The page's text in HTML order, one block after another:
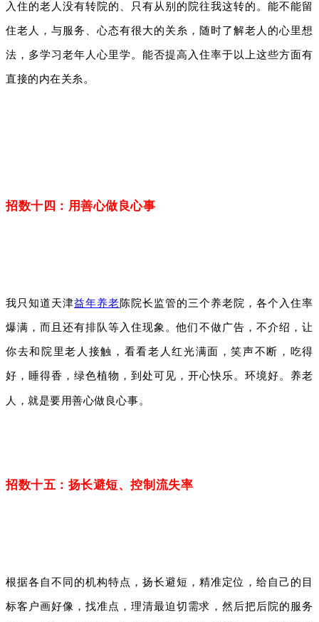
入住的老人没有转院的、只有从别的院往我这转的。能不能留
住老人，与服务、心态有很大的关糸，随时了解老人的心里想
法，多学习老年人心里学。能否提高入住率于以上这些方面有
直接的内在关糸。
招数十四：用善心做良心事
我只知道天津益年养老陈院长监管的三个养老院，各个入住率
爆满，而且还有排队等入住现象。他们不做广告，不介绍，让
你去和院里老人接触，看看老人红光满面，笑声不断，吃得
好，睡得香，绿色植物，到处可见，开心快乐。环境好。 养老
人，就是要用善心做良心事。
招数十五：扬长避短、控制流失率
根据各自不同的机构特点，扬长避短，精准定位，给自己的目
标客户画好像，找准点，理清最迫切需求，然后把后院的服务